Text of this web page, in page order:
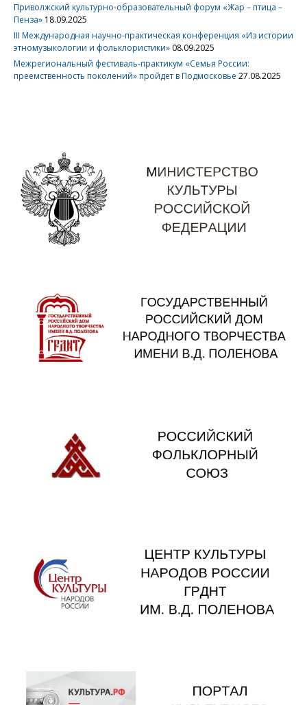
Приволжский культурно-образовательный форум «Жар – птица –
Пенза» 18.09.2025
III Международная научно-практическая конференция «Из истории
этномузыкологии и фольклористики» 08.09.2025
Межрегиональный фестиваль-практикум «Семья России:
преемственность поколений» пройдет в Подмосковье 27.08.2025